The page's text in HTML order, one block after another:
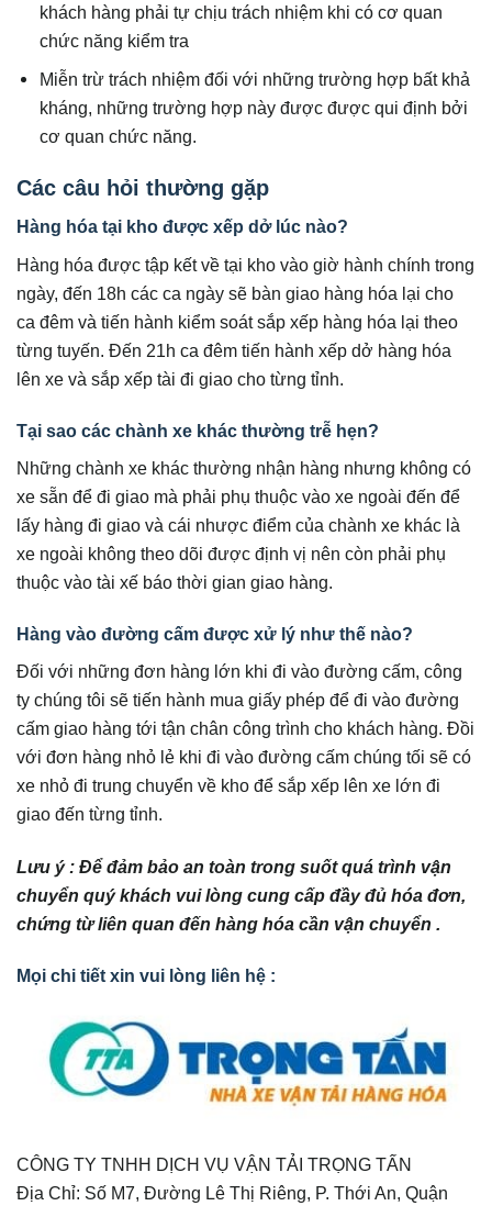
khách hàng phải tự chịu trách nhiệm khi có cơ quan
chức năng kiểm tra
Miễn trừ trách nhiệm đối với những trường hợp bất khả
kháng, những trường hợp này được được qui định bởi
cơ quan chức năng.
Các câu hỏi thường gặp
Hàng hóa tại kho được xếp dở lúc nào?
Hàng hóa được tập kết về tại kho vào giờ hành chính trong
ngày, đến 18h các ca ngày sẽ bàn giao hàng hóa lại cho
ca đêm và tiến hành kiểm soát sắp xếp hàng hóa lại theo
từng tuyến. Đến 21h ca đêm tiến hành xếp dở hàng hóa
lên xe và sắp xếp tài đi giao cho từng tỉnh.
Tại sao các chành xe khác thường trễ hẹn?
Những chành xe khác thường nhận hàng nhưng không có
xe sẵn để đi giao mà phải phụ thuộc vào xe ngoài đến để
lấy hàng đi giao và cái nhược điểm của chành xe khác là
xe ngoài không theo dõi được định vị nên còn phải phụ
thuộc vào tài xế báo thời gian giao hàng.
Hàng vào đường cấm được xử lý như thế nào?
Đối với những đơn hàng lớn khi đi vào đường cấm, công
ty chúng tôi sẽ tiến hành mua giấy phép để đi vào đường
cấm giao hàng tới tận chân công trình cho khách hàng. Đồi
với đơn hàng nhỏ lẻ khi đi vào đường cấm chúng tối sẽ có
xe nhỏ đi trung chuyển về kho để sắp xếp lên xe lớn đi
giao đến từng tỉnh.
Lưu ý : Để đảm bảo an toàn trong suốt quá trình vận
chuyển quý khách vui lòng cung cấp đầy đủ hóa đơn,
chứng từ liên quan đến hàng hóa cần vận chuyển .
Mọi chi tiết xin vui lòng liên hệ :
CÔNG TY TNHH DỊCH VỤ VẬN TẢI TRỌNG TẤN
Địa Chỉ: Số M7, Đường Lê Thị Riêng, P. Thới An, Quận